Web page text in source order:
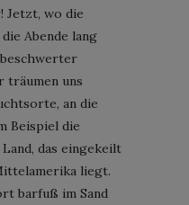
Jetzt, wo die
Abende lang
träumen uns
an die
Beispiel die
das eingekeilt
liegt.
barfuß im Sand